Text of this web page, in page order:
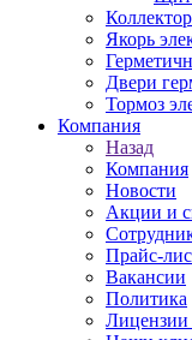
Якорь
Двери
Тормоз
Компания
Назад
Компания
Новости
Акции и
Прайс-
Вакансии
Политика
Лицензии